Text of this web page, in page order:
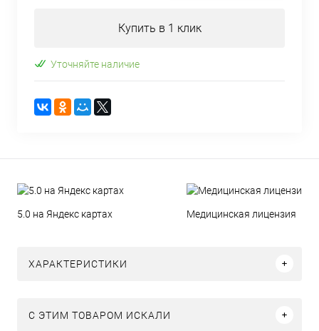
Купить в 1 клик
Уточняйте наличие
5.0 на Яндекс картах Медицинская лицензия
ХАРАКТЕРИСТИКИ
C ЭТИМ ТОВАРОМ ИСКАЛИ